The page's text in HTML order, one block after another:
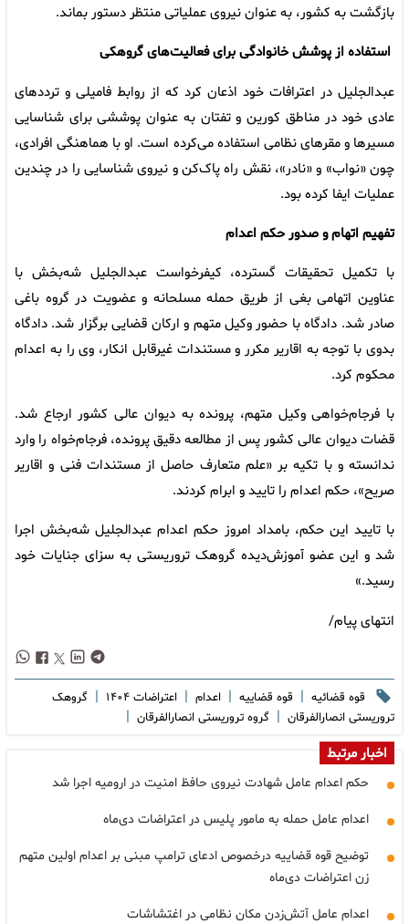
بازگشت به کشور، به عنوان نیروی عملیاتی منتظر دستور بماند.
استفاده از پوشش خانوادگی برای فعالیت‌های گروهکی
عبدالجلیل در اعترافات خود اذعان کرد که از روابط فامیلی و ترددهای
عادی خود در مناطق کورین و تفتان به عنوان پوششی برای شناسایی
مسیرها و مقرهای نظامی استفاده می‌کرده است. او با هماهنگی افرادی،
چون «نواب» و «نادر»، نقش راه پاک‌کن و نیروی شناسایی را در چندین
عملیات ایفا کرده بود.
تفهیم اتهام و صدور حکم اعدام
با تکمیل تحقیقات گسترده، کیفرخواست عبدالجلیل شه‌بخش با
عناوین اتهامی بغی از طریق حمله مسلحانه و عضویت در گروه باغی
صادر شد. دادگاه با حضور وکیل متهم و ارکان قضایی برگزار شد. دادگاه
بدوی با توجه به اقاریر مکرر و مستندات غیرقابل انکار، وی را به اعدام
محکوم کرد.
با فرجام‌خواهی وکیل متهم، پرونده به دیوان عالی کشور ارجاع شد.
قضات دیوان عالی کشور پس از مطالعه دقیق پرونده، فرجام‌خواه را وارد
ندانسته و با تکیه بر «علم متعارف حاصل از مستندات فنی و اقاریر
صریح»، حکم اعدام را تایید و ابرام کردند.
با تایید این حکم، بامداد امروز حکم اعدام عبدالجلیل شه‌بخش اجرا
شد و این عضو آموزش‌دیده گروهک تروریستی به سزای جنایات خود
رسید.»
انتهای پیام/
قوه قضائیه | قوه قضاییه | اعدام | اعتراضات ۱۴۰۴ | گروهک
تروریستی انصارالفرقان | گروه تروریستی انصارالفرقان |
اخبار مرتبط
حکم اعدام عامل شهادت نیروی حافظ امنیت در ارومیه اجرا شد
اعدام عامل حمله به مامور پلیس در اعتراضات دی‌ماه
توضیح قوه قضاییه درخصوص ادعای ترامپ مبنی بر اعدام اولین متهم
زن اعتراضات دی‌ماه
اعدام عامل آتش‌زدن مکان نظامی در اغتشاشات